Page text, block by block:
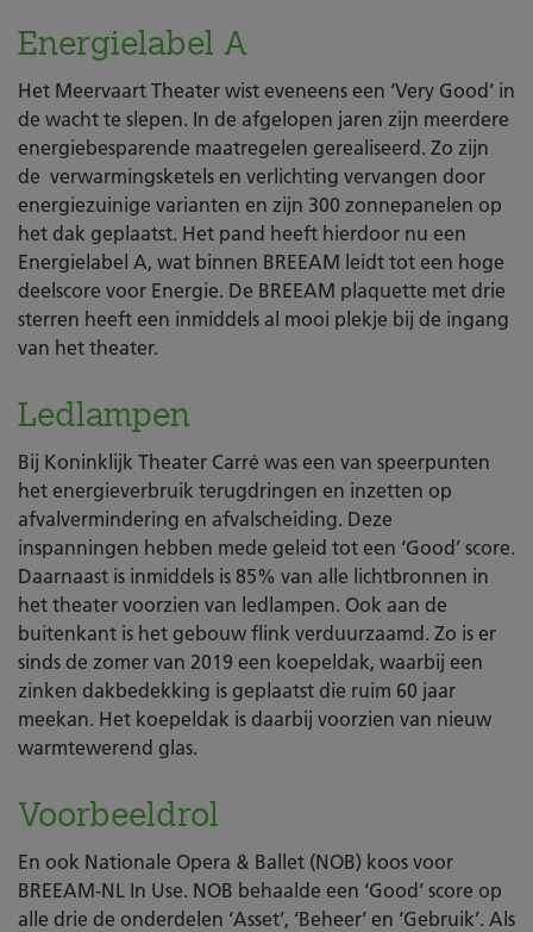
Energielabel A
Het Meervaart Theater wist eveneens een ‘Very Good’ in
de wacht te slepen. In de afgelopen jaren zijn meerdere
energiebesparende maatregelen gerealiseerd. Zo zijn
de verwarmingsketels en verlichting vervangen door
energiezuinige varianten en zijn 300 zonnepanelen op
het dak geplaatst. Het pand heeft hierdoor nu een
Energielabel A, wat binnen BREEAM leidt tot een hoge
deelscore voor Energie. De BREEAM plaquette met drie
sterren heeft een inmiddels al mooi plekje bij de ingang
van het theater.
Ledlampen
Bij Koninklijk Theater Carré was een van speerpunten
het energieverbruik terugdringen en inzetten op
afvalvermindering en afvalscheiding. Deze
inspanningen hebben mede geleid tot een ‘Good’ score.
Daarnaast is inmiddels is 85% van alle lichtbronnen in
het theater voorzien van ledlampen. Ook aan de
buitenkant is het gebouw flink verduurzaamd. Zo is er
sinds de zomer van 2019 een koepeldak, waarbij een
zinken dakbedekking is geplaatst die ruim 60 jaar
meekan. Het koepeldak is daarbij voorzien van nieuw
warmtewerend glas.
Voorbeeldrol
En ook Nationale Opera & Ballet (NOB) koos voor
BREEAM-NL In Use. NOB behaalde een ‘Good’ score op
alle drie de onderdelen ‘Asset’, ‘Beheer’ en ‘Gebruik’. Als